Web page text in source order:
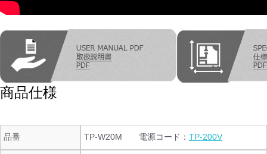
商品仕様
品番 TP-W20M 電源コード： TP-200V